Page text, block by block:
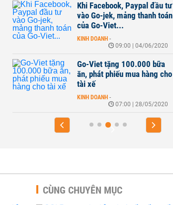
Khi Facebook, Paypal đầu tư
vào Go-jek, mảng thanh toán
của Go-Viet...
KINH DOANH -
09:00 | 04/06/2020
Go-Viet tặng 100.000 bữa
ăn, phát phiếu mua hàng cho
tài xế
KINH DOANH -
07:00 | 28/05/2020
CÙNG CHUYÊN MỤC